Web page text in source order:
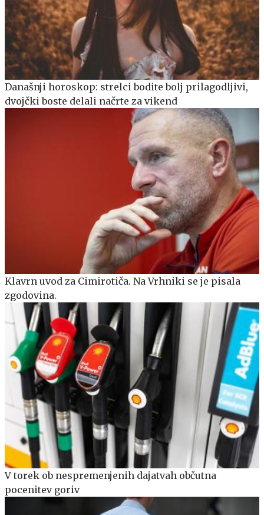
Današnji horoskop: strelci bodite bolj prilagodljivi,
dvojčki boste delali načrte za vikend
Klavrn uvod za Cimirotiča. Na Vrhniki se je pisala
zgodovina.
V torek ob nespremenjenih dajatvah občutna
pocenitev goriv